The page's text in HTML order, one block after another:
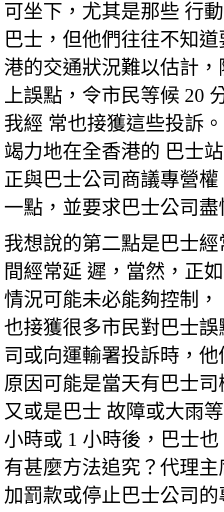
可坐下，尤其是那些 行
巴士，但他們往往不知
港的交通狀況難以估計
上誤點，令市民等候 20
我經 常也接獲這些投訴
竭力地在全香港的 巴士
正與巴士公司商議專營
一點，並要求巴士公司
我想說的第二點是巴士
間經常延 遲，當然，正
情況可能未必能夠控制
也接獲很多市民對巴士
司或向運輸署投訴時，
原因可能是當天有巴士
又或是巴士 故障或大雨
小時或 1 小時後，巴士
有甚麼方法追究？代理
加罰款或停止巴士公司